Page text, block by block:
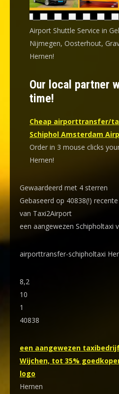
Airport Shuttle Service in
Nijmegen, Oosterhout,
Hernen!
Our local partner
time!
Cheap airporttransfer/
Schiphol Amsterdam
Order in 3 mouse clicks
Hernen!
Gewaardeerd met 4 sterren
Gebaseerd op 40838(!) recente
van Taxi2Airport
een aangewezen Schipholtaxi
airporttransfer-schipholtaxi
8,2
10
1
40838
een aangewezen
Wijchen, tot 35%
logo
Hernen